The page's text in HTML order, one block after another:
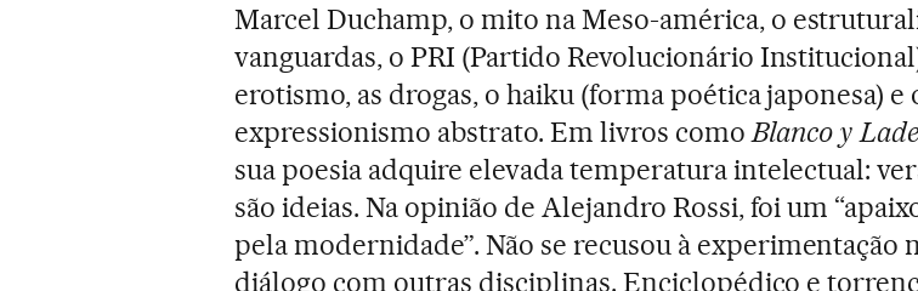
Marcel Duchamp, o mito na Meso-américa, o
vanguardas, o PRI (Partido Revolucionário
erotismo, as drogas, o haiku (forma poética japonesa) e
expressionismo abstrato. Em livros como Blanco y
sua poesia adquire elevada temperatura intelectual:
são ideias. Na opinião de Alejandro Rossi, foi um
pela modernidade”. Não se recusou à experimentação
diálogo com outras disciplinas. Enciclopédico e